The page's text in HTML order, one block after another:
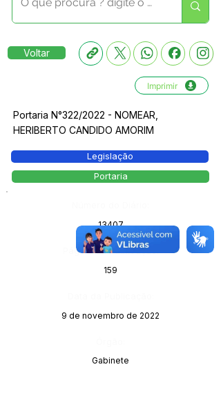
Voltar
Imprimir
Portaria N°322/2022 - NOMEAR,
HERIBERTO CANDIDO AMORIM
Legislação
Portaria
13407
Página da Publicação:
159
9 de novembro de 2022
Gabinete